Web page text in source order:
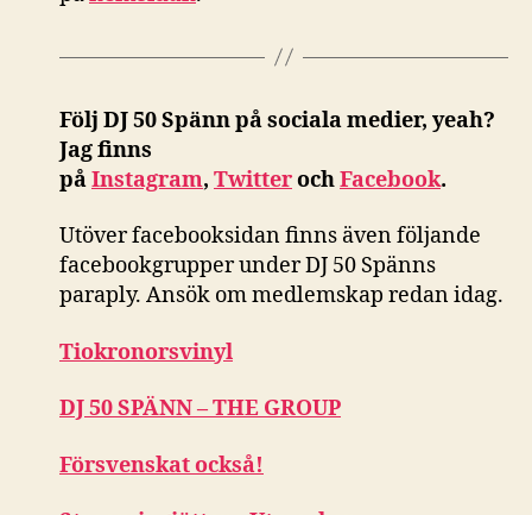
Följ DJ 50 Spänn på sociala medier, yeah?
Jag finns
påInstagram, TwitterochFacebook.
Utöver facebooksidan finns även följande
facebookgrupper under DJ 50 Spänns
paraply. Ansök om medlemskap redan idag.
Tiokronorsvinyl
DJ 50 SPÄNN – THE GROUP
Försvenskat också!